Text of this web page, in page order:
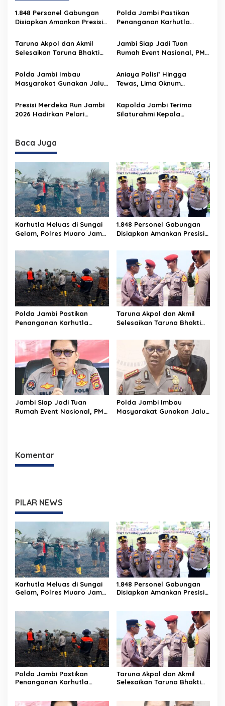
s
i
p
o
s
1.848 Personel Gabungan
Disiapkan Amankan Presisi
Polda Jambi Pastikan
Penanganan Karhutla
Taruna Akpol dan Akmil
Selesaikan Taruna Bhakti
Jambi, Kegiatan
Berlangsung Aman dan
Lancar
Jambi Siap Jadi Tuan
Rumah Event Nasional, PMR
Pembuktian
Polda Jambi Imbau
Masyarakat Gunakan Jalur
Pelaksanaan Presisi
Merdeka Run 2026
Aniaya Polisi’ Hingga
Tewas, Lima Oknum
Dipecat
Presisi Merdeka Run Jambi
2026 Hadirkan Pelari
Terbesar di Jambi
Kapolda Jambi Terima
Silaturahmi Kepala
Baca Juga
Karhutla Meluas di Sungai
Gelam, Polres Muaro Jambi
Pidana
1.848 Personel Gabungan
Disiapkan Amankan Presisi
Polda Jambi Pastikan
Penanganan Karhutla
Taruna Akpol dan Akmil
Selesaikan Taruna Bhakti
Jambi, Kegiatan
Berlangsung Aman dan
Jambi Siap Jadi Tuan
Rumah Event Nasional, PMR
Polda Jambi Imbau
Masyarakat Gunakan Jalur
Komentar
PILAR NEWS
Karhutla Meluas di Sungai
Gelam, Polres Muaro Jambi
1.848 Personel Gabungan
Disiapkan Amankan Presisi
Polda Jambi Pastikan
Penanganan Karhutla
Taruna Akpol dan Akmil
Selesaikan Taruna Bhakti